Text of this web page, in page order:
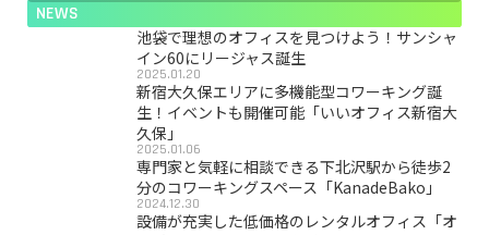
NEWS
池袋で理想のオフィスを見つけよう！サンシャ
イン60にリージャス誕生
2025.01.20
新宿大久保エリアに多機能型コワーキング誕
生！イベントも開催可能「いいオフィス新宿大
久保」
2025.01.06
専門家と気軽に相談できる下北沢駅から徒歩2
分のコワーキングスペース「KanadeBako」
2024.12.30
設備が充実した低価格のレンタルオフィス「オ